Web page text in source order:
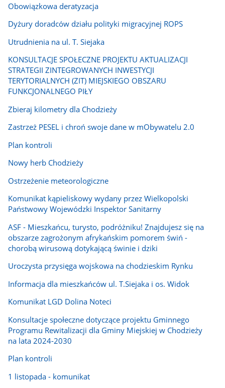
Obowiązkowa deratyzacja
Dyżury doradców działu polityki migracyjnej ROPS
Utrudnienia na ul. T. Siejaka
KONSULTACJE SPOŁECZNE PROJEKTU AKTUALIZACJI
STRATEGII ZINTEGROWANYCH INWESTYCJI
TERYTORIALNYCH (ZIT) MIEJSKIEGO OBSZARU
FUNKCJONALNEGO PIŁY
Zbieraj kilometry dla Chodzieży
Zastrzeż PESEL i chroń swoje dane w mObywatelu 2.0
Plan kontroli
Nowy herb Chodzieży
Ostrzeżenie meteorologiczne
Komunikat kąpieliskowy wydany przez Wielkopolski
Państwowy Wojewódzki Inspektor Sanitarny
ASF - Mieszkańcu, turysto, podróżniku! Znajdujesz się na
obszarze zagrożonym afrykańskim pomorem świń -
chorobą wirusową dotykającą świnie i dziki
Uroczysta przysięga wojskowa na chodzieskim Rynku
Informacja dla mieszkańców ul. T.Siejaka i os. Widok
Komunikat LGD Dolina Noteci
Konsultacje społeczne dotyczące projektu Gminnego
Programu Rewitalizacji dla Gminy Miejskiej w Chodzieży
na lata 2024-2030
Plan kontroli
1 listopada - komunikat